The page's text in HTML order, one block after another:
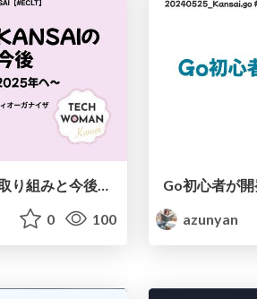
0 100
Go初心者が開
azunyan